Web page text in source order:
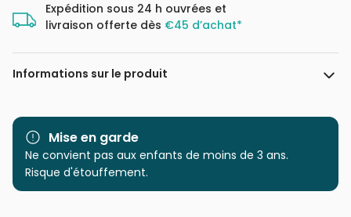
Expédition sous 24 h ouvrées et
livraison offerte dès €45 d’achat*
Informations sur le produit
Marque La Loutre
Catégorie Puzzles - Ponts
Age
Puzzle pour Adultes (500 à
Mise en garde
Ne convient pas aux enfants de moins de 3 ans.
Risque d'étouffement.